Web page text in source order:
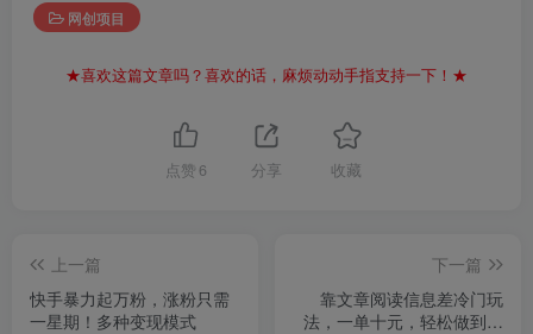
网创项目
★喜欢这篇文章吗？喜欢的话，麻烦动动手指支持一下！★
点赞 6 分享 收藏
上一篇
快手暴力起万粉，涨粉只需
一星期！多种变现模式
下一篇
靠文章阅读信息差冷门玩
法，一单十元，轻松做到日